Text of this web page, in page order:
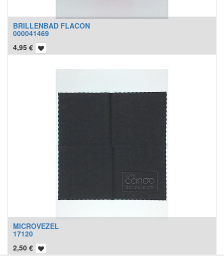
BRILLENBAD FLACON
000041469
4,95 €
MICROVEZEL
17120
2,50 €